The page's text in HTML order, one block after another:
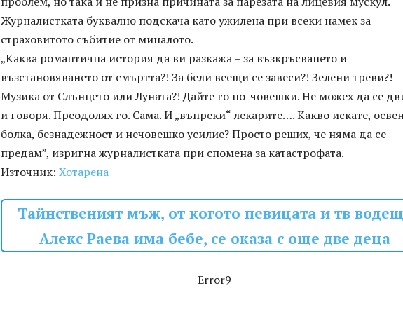
Журналистката буквално подскача като ужилена при всеки намек за
страховитото събитие от миналото.
„Каква романтична история да ви разкажа – за възкръсването и
възстановяването от смъртта?! За бели веещи се завеси?! Зелени треви?!
Музика от Слънцето или Луната?! Дайте го по-човешки. Не можех да се
и говоря. Преодолях го. Сама. И „въпреки“ лекарите…. Какво искате,
болка, безнадежност и нечовешко усилие? Просто реших, че няма да се
предам”, изригна журналистката при спомена за катастрофата.
Източник: Хотарена
Тайнственият мъж, от когото певицата и тв
Алекс Раева има бебе, се оказа с още две деца
Error9